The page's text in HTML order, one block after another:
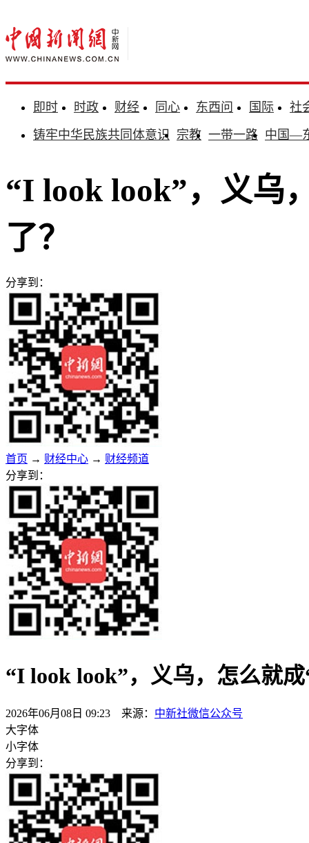
即时 时政 财经 同心 东西问 国际
社
铸牢中华民族共同体意识 宗教 一带一路 中国—
“I look look”，义乌
了？
分享到：
首页 → 财经中心 → 财经频道
分享到：
“I look look”，义乌，怎么就
2026年06月08日 09:23 来源： 中新社微信公众号
大字体
小字体
分享到：